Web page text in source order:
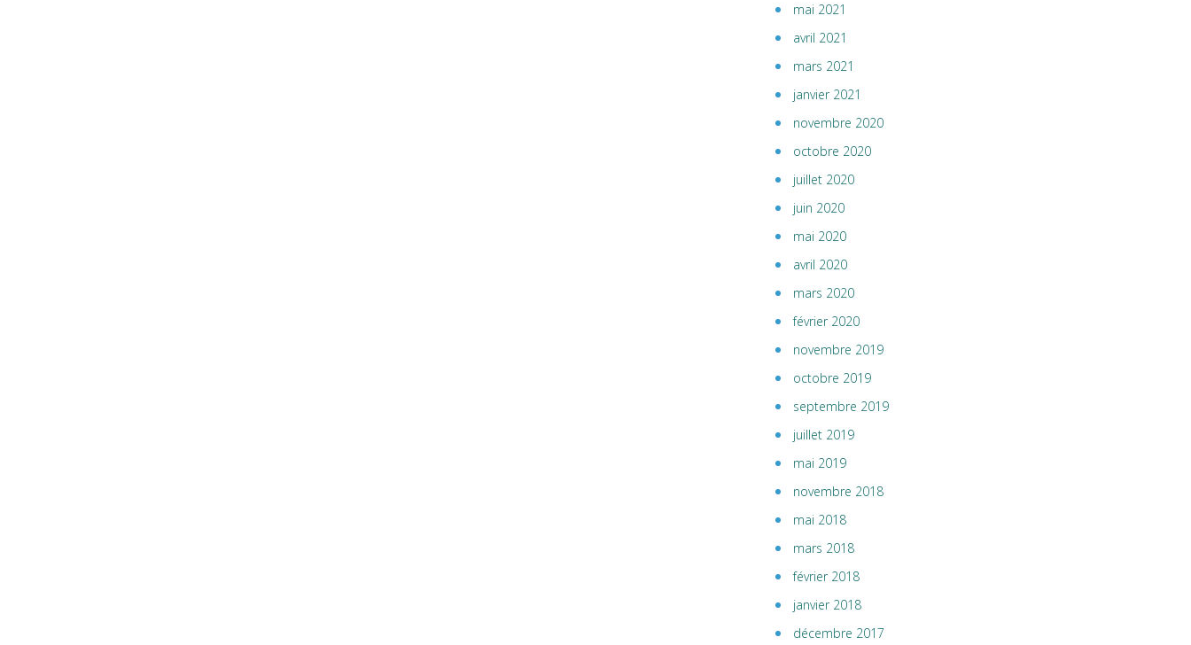
mai 2021
avril 2021
mars 2021
janvier 2021
novembre 2020
octobre 2020
juillet 2020
juin 2020
mai 2020
avril 2020
mars 2020
février 2020
novembre 2019
octobre 2019
septembre 2019
juillet 2019
mai 2019
novembre 2018
mai 2018
mars 2018
février 2018
janvier 2018
décembre 2017